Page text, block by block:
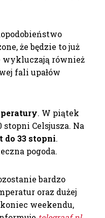
że będzie to już
wykluczają również
fali upałów
. W piątek
Celsjusza. Na
do 33 stopni.
pogoda.
bardzo
oraz dużej
weekendu,